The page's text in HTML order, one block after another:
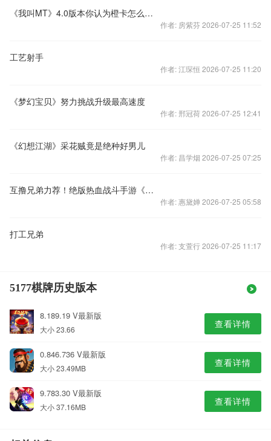
《我叫MT》4.0版本你认为橙卡怎么用最好
作者: 房紫芬 2026-07-25 11:52
工艺射手
作者: 江琛恒 2026-07-25 11:20
《梦幻宝贝》努力挑战升级最高速度
作者: 邢冠荷 2026-07-25 12:41
《幻想江湖》采花贼竟是绝种好男儿
作者: 昌学烟 2026-07-25 07:25
互撸兄弟力荐！绝版热血战斗手游《神域之光》
作者: 惠黛婵 2026-07-25 05:58
打工兄弟
作者: 支萱行 2026-07-25 11:17
5177棋牌历史版本
8.189.19 V最新版
大小 23.66 查看详情
0.846.736 V最新版
大小 23.49MB 查看详情
9.783.30 V最新版
大小 37.16MB 查看详情